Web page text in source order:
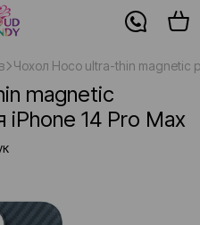
Чохол Hoco ultra-thin magnetic
magnetic
14 Pro Max